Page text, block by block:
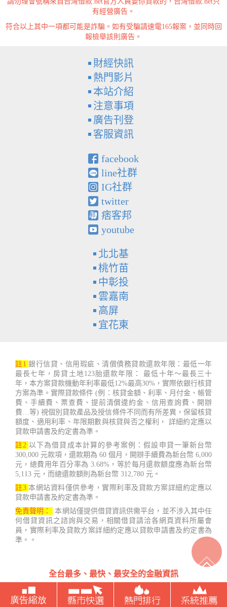
有經營廣告。
符合以上其中一項都可能是詐騙。如有受騙請速電165報案，並同時回
報檢舉該則廣告。
財經快訊
熱門影片
本站介紹
注意事項
廣告刊登
客服資訊
facebook
line社群
IG社群
twitter
痞客邦
youtube
北北基
桃竹苗
中彰投
雲嘉南
高屏
宜花東
註1 銀行信貸、信用瑕疵、清償債務貸款還款年限：最低一年
最長七年，房貸土地123胎還款年限： 最低十年～最長三十
年，本方案貸款機動年利率最低12%最高30%，實際依銀行核貸
方案為準。實際貸款條件 (例：核貸金額、利率、月付金、帳管
費、手續費、票查費、提前清償違約金、信用查詢費、開辦
費…等) 視個別貸款產品及授信條件不同而有所差異，保留核貸
額度、適用利率、年限期數與核貸與否之權利， 詳細約定應以
貸款申請書及約定書為準。
註2 以下為借貸成本計算的參考案例：假設申貸一筆新台幣
300,000 元款項，還款期為 60 個月，開辦手續費為新台幣 6,000
元，總費用年百分率為 3.68%，等於每月還款額度應為新台幣
5,113 元，而總還款額則為新台幣 312,780 元。
註3 本網站資料僅供參考，實際利率及貸款方案詳細約定應以
貸款申請書及約定書為準。
免責聲明：
本網站僅提供借貸資訊供需平台，並不涉入其中任
何借貸資訊之諮詢與交易，相關借貸請洽各網頁資料所屬會
員，實際利率及貸款方案詳細約定應以貸款申請書及約定書為
準。。
全台最多、最快、最安全的金融資訊
台灣借款.net Copyright ©2022 - 2023 鑫睿開發有限公司 407台
中市西屯區國安一路121號